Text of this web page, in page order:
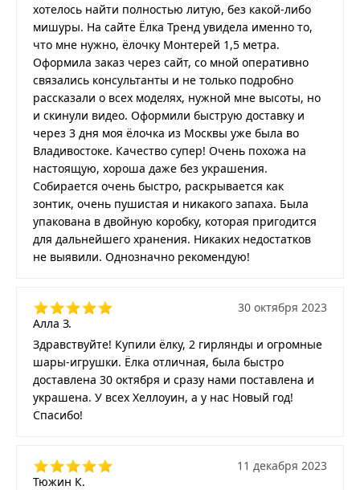
хотелось найти полностью литую, без какой-либо
мишуры. На сайте Ёлка Тренд увидела именно то,
что мне нужно, ёлочку Монтерей 1,5 метра.
Оформила заказ через сайт, со мной оперативно
связались консультанты и не только подробно
рассказали о всех моделях, нужной мне высоты, но
и скинули видео. Оформили быструю доставку и
через 3 дня моя ёлочка из Москвы уже была во
Владивостоке. Качество супер! Очень похожа на
настоящую, хороша даже без украшения.
Собирается очень быстро, раскрывается как
зонтик, очень пушистая и никакого запаха. Была
упакована в двойную коробку, которая пригодится
для дальнейшего хранения. Никаких недостатков
не выявили. Однозначно рекомендую!
Алла З.
30 октября 2023
Здравствуйте! Купили ёлку, 2 гирлянды и огромные
шары-игрушки. Ёлка отличная, была быстро
доставлена 30 октября и сразу нами поставлена и
украшена. У всех Хеллоуин, а у нас Новый год!
Спасибо!
Тюжин К.
11 декабря 2023